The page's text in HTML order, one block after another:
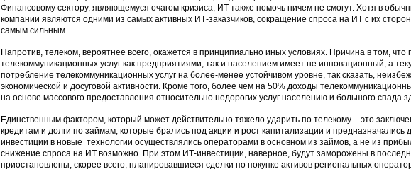
Финансовому сектору, являющемуся очагом кризиса, ИТ также помочь ничем не смогут. Хотя в
компании являются одними из самых активных ИТ-заказчиков, сокращение спроса на ИТ с их
самым сильным.
Напротив, телеком, вероятнее всего, окажется в принципиально иных условиях. Причина в том, что
телекоммуникационных услуг как предприятиями, так и населением имеет не инновационный, а
потребление телекоммуникационных услуг на более-менее устойчивом уровне, так сказать,
экономической и досуговой активности. Кроме того, более чем на 50% доходы
на основе массового предоставления относительно недорогих услуг населению и большого спада
Единственным фактором, который может действительно тяжело ударить по телекому – это
кредитам и долги по займам, которые брались под акции и рост капитализации и предназначались
инвестиции в новые технологии осуществлялись операторами в основном из займов, а не из
снижение спроса на ИТ возможно. При этом ИТ-инвестиции, наверное, будут заморожены в
приостановлены, скорее всего, планировавшиеся сделки по покупке активов региональных